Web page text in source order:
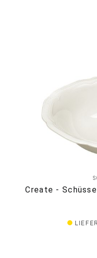
Create -